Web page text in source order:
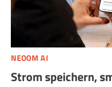
NEOOM AI
Strom speichern,